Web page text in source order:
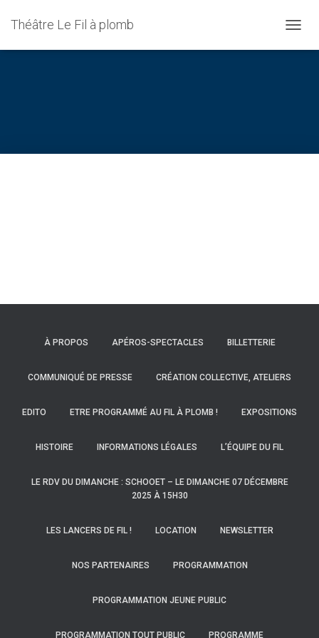
Théâtre Le Fil à plomb
LA
À PROPOS APÉROS-SPECTACLES BILLETTERIE
COMMUNIQUÉ DE PRESSE CRÉATION COLLECTIVE, ATELIERS
EDITO ETRE PROGRAMMÉ AU FIL À PLOMB ! EXPOSITIONS
HISTOIRE INFORMATIONS LÉGALES L’ÉQUIPE DU FIL
LE RDV DU DIMANCHE : SCHOOET – LE DIMANCHE 07 DÉCEMBRE
2025 À 15H30
LES LANCERS DE FIL ! LOCATION NEWSLETTER
NOS PARTENAIRES PROGRAMMATION
PROGRAMMATION JEUNE PUBLIC
PROGRAMMATION TOUT PUBLIC PROGRAMME